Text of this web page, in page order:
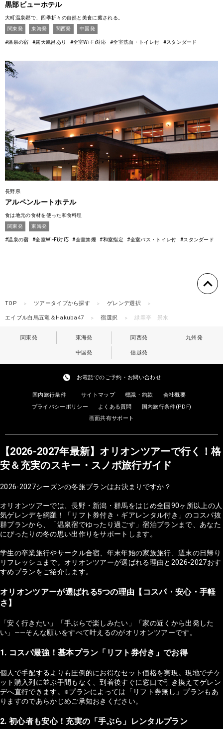
黒部ビューホテル
大町温泉郷で、四季折々の自然と美食に癒される。
関東発
東海発 関西発 中国発
#温泉の宿 #露天風呂あり #全室Wi-Fi対応 #全室洗面・トイレ付 #スタンダード
長野県
アルペンルートホテル
食は地元の食材を使った和食料理
関東発
東海発
#温泉の宿 #全室Wi-Fi対応 #全室禁煙 #和室指定 #全室バス・トイレ付 #スタンダード
TOP ツアータイプから探す ゲレンデ選択
エイブル白馬五竜＆Hakuba47 宿選択 緑翠亭 景水
関東発 東海発 関西発 九州発
中国発 信越発
お電話でのご予約・お問い合わせ
国内旅行条件 サイトマップ 標識・約款
会社概要
プライバシーポリシー
よくある質問
国内旅行条件(PDF)
画面共有サポート
【2026-2027年最新】オリオンツアーで行く！格
安＆充実のスキー・スノボ旅行ガイド
2026-2027シーズンの冬旅プランはお決まりですか？
オリオンツアーでは、長野・新潟・群馬をはじめ全国90ヶ所以上の人
気ゲレンデを網羅！「リフト券付き・ギアレンタル付き」のコスパ抜
群プランから、「温泉宿でゆったり過ごす」宿泊プランまで、あなた
にぴったりの冬の思い出作りをサポートします。
学生の卒業旅行やサークル合宿、年末年始の家族旅行、週末の日帰り
リフレッシュまで。オリオンツアーが選ばれる理由と2026-2027おす
すめプランをご紹介します。
オリオンツアーが選ばれる5つの理由【コスパ・安心・手軽
さ】
「安く行きたい」「手ぶらで楽しみたい」「家の近くから出発した
い」——そんな願いをすべて叶えるのがオリオンツアーです。
1. コスパ最強！基本プラン「リフト券付き」でお得
個人で手配するよりも圧倒的にお得なセット価格を実現。現地でチケ
ット購入列に並ぶ手間もなく、到着後すぐに窓口で引き換えてゲレン
デへ直行できます。※プランによっては「リフト券無し」プランもあ
りますのであらかじめご承知おきください。
2. 初心者も安心！充実の「手ぶら」レンタルプラン